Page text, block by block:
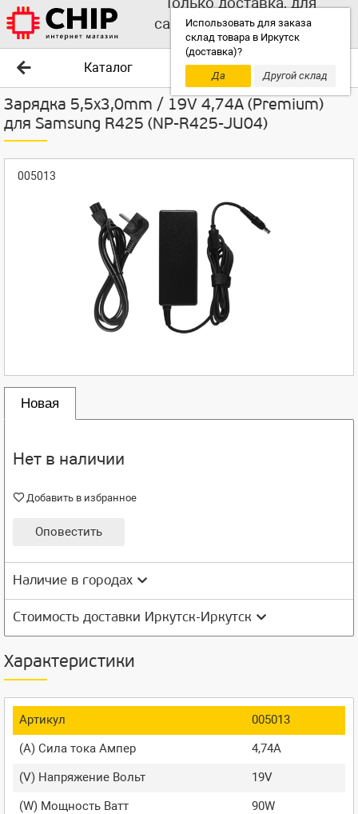
Использовать для заказа
склад товара в Иркутск
(доставка)?
Да
Другой склад
самовывоза выбирайте
другой склад!
Каталог
Зарядка 5,5x3,0mm / 19V 4,74A (Premium)
для Samsung R425 (NP-R425-JU04)
005013
Новая
Нет в наличии
Добавить в избранное
Оповестить
Наличие в городах
Стоимость доставки Иркутск-Иркутск
Характеристики
Артикул
005013
(A) Сила тока Ампер
4,74A
(V) Напряжение Вольт
19V
(W) Мощность Ватт
90W